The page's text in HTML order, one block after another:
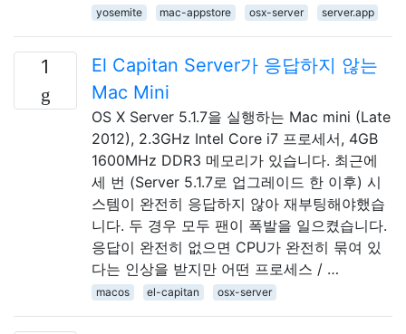
yosemite mac-appstore osx-server server.app
1
El Capitan Server가 응답하지 않는
Mac Mini
OS X Server 5.1.7을 실행하는 Mac mini (Late
2012), 2.3GHz Intel Core i7 프로세서, 4GB
1600MHz DDR3 메모리가 있습니다. 최근에
세 번 (Server 5.1.7로 업그레이드 한 이후) 시
스템이 완전히 응답하지 않아 재부팅해야했습
니다. 두 경우 모두 팬이 폭발을 일으켰습니다.
응답이 완전히 없으면 CPU가 완전히 묶여 있
다는 인상을 받지만 어떤 프로세스 / …
macos el-capitan osx-server